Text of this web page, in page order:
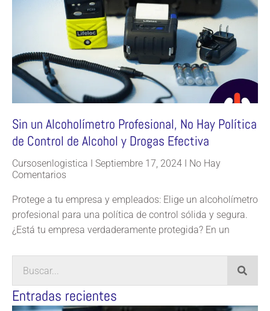
Sin un Alcoholímetro Profesional, No Hay Política
de Control de Alcohol y Drogas Efectiva
Cursosenlogistica Septiembre 17, 2024
No Hay
Comentarios
Protege a tu empresa y empleados: Elige un alcoholímetro
profesional para una política de control sólida y segura.
¿Está tu empresa verdaderamente protegida? En un
Entradas recientes